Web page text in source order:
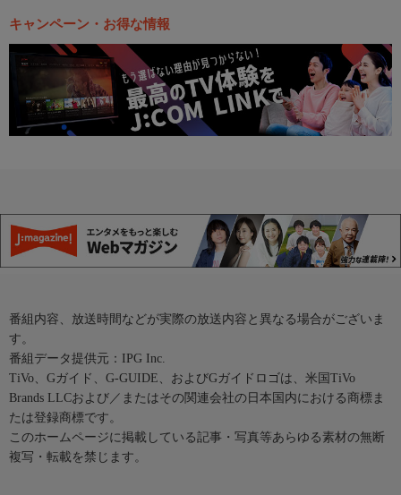
キャンペーン・お得な情報
番組内容、放送時間などが実際の放送内容と異なる場合がございま
す。
番組データ提供元：IPG Inc.
TiVo、Gガイド、G-GUIDE、およびGガイドロゴは、米国TiVo
Brands LLCおよび／またはその関連会社の日本国内における商標ま
たは登録商標です。
このホームページに掲載している記事・写真等あらゆる素材の無断
複写・転載を禁じます。